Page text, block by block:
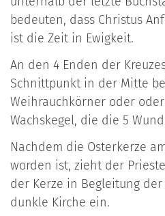
bedeuten, dass Christus
ist die Zeit in Ewigkeit.
An den 4 Enden der
Schnittpunkt in der Mitte
Weihrauchkörner oder
Wachskegel, die die 5
Nachdem die Osterkerze
worden ist, zieht der
der Kerze in Begleitung
dunkle Kirche ein.